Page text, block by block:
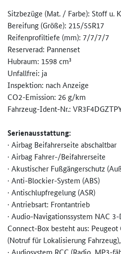
Sitzbezüge (Mat. / Farbe): Stoff u.
Bereifung (Größe): 215/55R17
Reifenprofiltiefe (mm): 7/7/7/7
Reserverad: Pannenset
Hubraum: 1598 cm³
Unfallfrei: ja
Inspektion: nach Anzeige
CO2-Emission: 26 g/km
Fahrzeug-Ident-Nr.:
Serienausstattung:
· Airbag Beifahrerseite abschaltbar
· Airbag Fahrer-/Beifahrerseite
· Akustischer Fußgängerschutz
· Anti-Blockier-System (ABS)
· Antischlupfregelung (ASR)
· Antriebsart: Frontantrieb
· Audio-Navigationssystem NAC
Connect-Box besteht aus:
(Notruf für Lokalisierung
· Audiosystem RCC (Radio, MP3-